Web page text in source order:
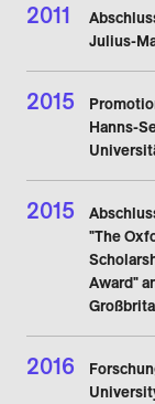
2011
Julius-
2015
Hanns-
2015
"The
Award"
2016